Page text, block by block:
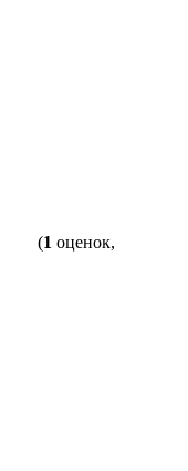
(1 оценок,